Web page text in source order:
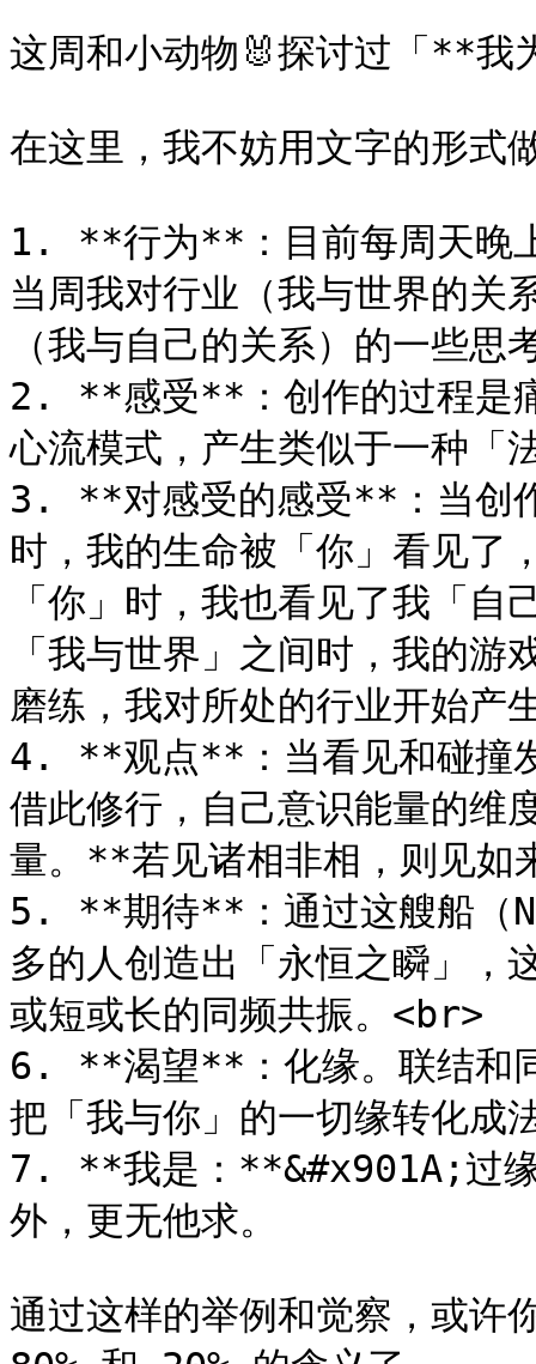
这周和小动物🐰探讨过「**
在这里，我不妨用文字的形式
1. **行为**：目前每周天晚
当周我对行业（我与世界的关
（我与自己的关系）的一些思
2. **感受**：创作的过程是
心流模式，产生类似于一种「
3. **对感受的感受**：当创
时，我的生命被「你」看见了
「你」时，我也看见了我「
「我与世界」之间时，我的
磨练，我对所处的行业开始产
4. **观点**：当看见和碰撞
借此修行，自己意识能量的维
量。**若见诸相非相，则见
5. **期待**：通过这艘船（
多的人创造出「永恒之瞬」，
或短或长的同频共振。<br>
6. **渴望**：化缘。联结和
把「我与你」的一切缘转化成
7. **我是：**&#x901A;过缘
外，更无他求。
通过这样的举例和觉察，或许